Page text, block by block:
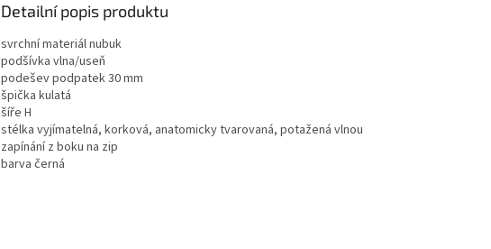
Detailní popis produktu
svrchní materiál nubuk
podšívka vlna/useň
podešev podpatek 30 mm
špička kulatá
šíře H
stélka vyjímatelná, korková, anatomicky tvarovaná, potažená vlnou
zapínání z boku na zip
barva černá